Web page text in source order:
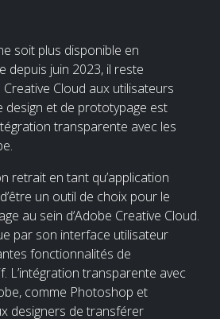
soit plus disponible en
depuis juin 2023, il reste
Cloud aux utilisateurs
design et de prototypage est
transparente avec les
retrait en tant qu’application
un outil de choix pour le
au sein d’Adobe Creative Cloud.
par son interface utilisateur
fonctionnalités de
L’intégration transparente avec
comme Photoshop et
designers de transférer